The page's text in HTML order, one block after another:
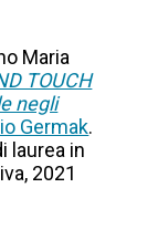
Maria
TOUCH
negli
Germak.
laurea in
2021